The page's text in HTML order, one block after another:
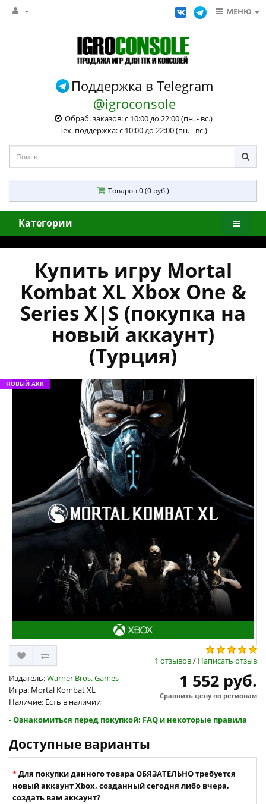
МЕНЮ
Поддержка в Telegram
@igroconsole
Обраб. заказов: с 10:00 до 22:00 (пн. - вс.)
Тех. поддержка: с 10:00 до 22:00 (пн. - вс.)
Товаров 0 (0 руб.)
Категории
Купить игру Mortal
Kombat XL Xbox One &
Series X|S (покупка на
новый аккаунт)
(Турция)
НОВЫЙ АКК
1 отзывов/ Написать отзыв
Издатель:Warner Bros. Games
Игра: Mortal Kombat XL
Наличие: Есть в наличии
1 552 руб.
Сравнить цену по регионам
- Ознакомиться перед покупкой: FAQ и некоторые правила
Доступные варианты
Для покупки данного товара ОБЯЗАТЕЛЬНО требуется
новый аккаунт Xbox, созданный сегодня либо вчера,
создать вам аккаунт?